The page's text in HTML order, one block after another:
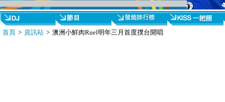
首頁 > 資訊站 > 澳洲小鮮肉Ruel明年三月首度撲台開唱